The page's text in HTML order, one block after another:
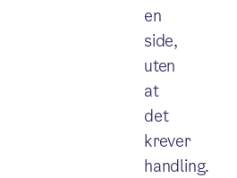
en
side,
uten
at
det
krever
handling.